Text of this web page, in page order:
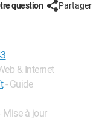
question Partager
& Internet
- Guide
Mise à jour